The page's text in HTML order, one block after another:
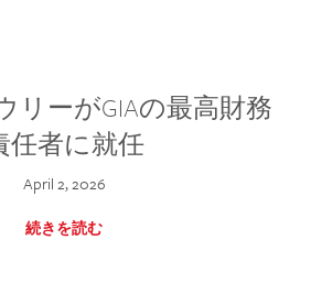
リーがGIAの最高財務
任者に就任
April 2, 2026
続きを読む